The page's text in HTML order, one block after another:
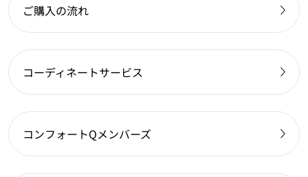
ご購入の流れ
コーディネートサービス
コンフォートQメンバーズ